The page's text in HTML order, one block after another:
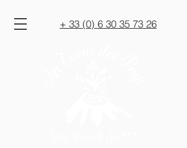
+ 33 (0) 6 30 35 73 26